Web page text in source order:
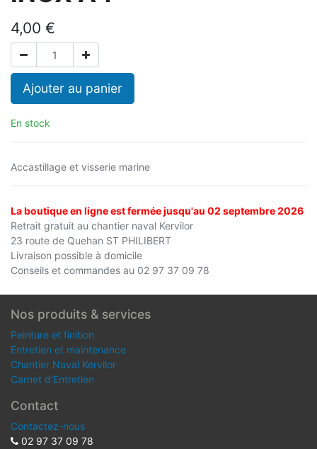
4,00 €
Ajouter au panier
En stock
Accastillage et visserie marine
La boutique en ligne est fermée jusqu'au 02 septembre 2026
Retrait gratuit au chantier naval Kervilor
23 route de Quehan ST PHILIBERT
Livraison possible à domicile
Conseils et commandes au 02 97 37 09 78
Nos produits & services
Peinture et finition
Entretien et maintenance
Chantier Naval Kervilor
Carnet d'Entretien
Contact
Contactez-nous
02 97 37 09 78